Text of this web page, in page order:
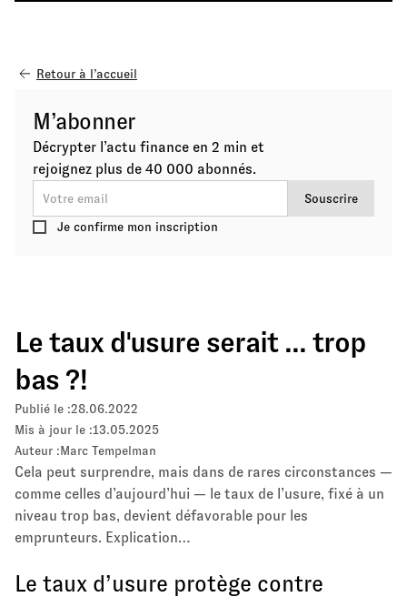
Retour à l’accueil
M’abonner
Décrypter l’actu finance en 2 min et
rejoignez plus de 40 000 abonnés.
Je confirme mon inscription
Le taux d'usure serait ... trop
bas ?!
Publié le :28.06.2022
Mis à jour le :13.05.2025
Auteur :Marc Tempelman
Cela peut surprendre, mais dans de rares circonstances —
comme celles d’aujourd’hui — le taux de l’usure, fixé à un
niveau trop bas, devient défavorable pour les
emprunteurs. Explication…
Le taux d’usure protège contre